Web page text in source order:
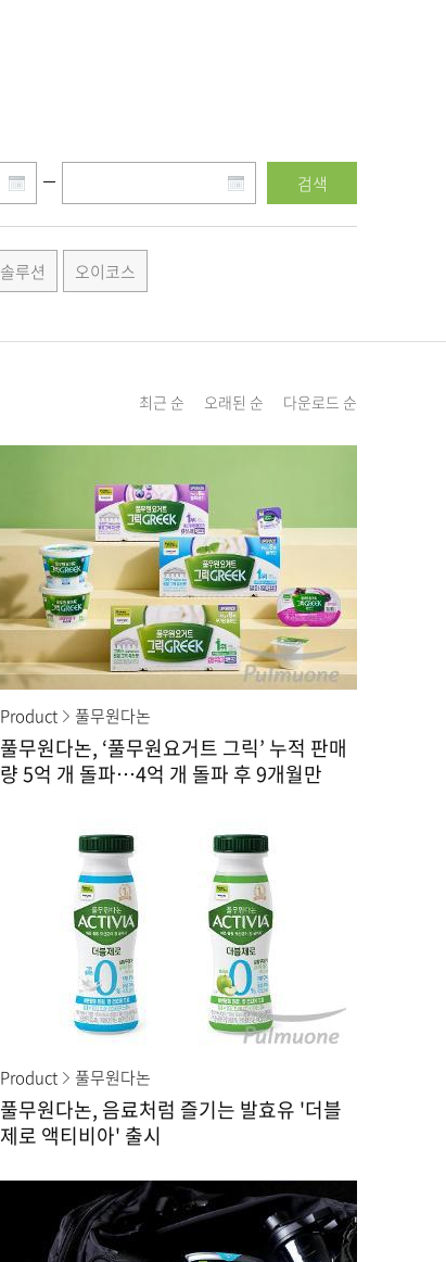
검색
솔루션 오이코스
Product 풀무원다논
풀무원다논, ‘풀무원요거트 그릭’ 누적 판매
량 5억 개 돌파…4억 개 돌파 후 9개월만
Product 풀무원다논
풀무원다논, 음료처럼 즐기는 발효유 '더블
제로 액티비아' 출시
최근 순 오래된 순 다운로드 순